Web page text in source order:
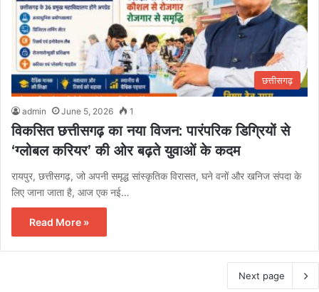
छत्तीसगढ़
admin June 5, 2026 1
विकसित छत्तीसगढ़ का नया विजन: पारंपरिक डिग्रियों से
‘ग्लोबल करियर’ की ओर बढ़ते युवाओं के कदम
रायपुर, छत्तीसगढ़, जो अपनी समृद्ध सांस्कृतिक विरासत, घने वनों और खनिज संपदा के
लिए जाना जाता है, आज एक नई…
Read More »
Next page